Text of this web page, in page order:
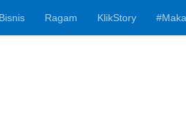
Bisnis Ragam KlikStory